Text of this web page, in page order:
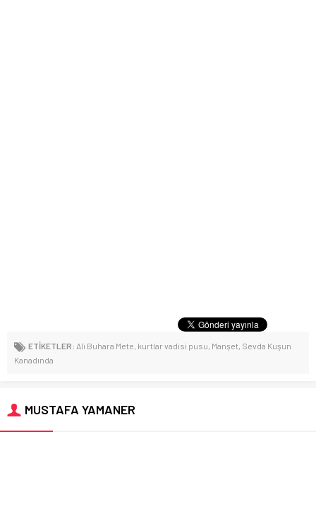
ETİKETLER: Ali Buhara Mete, kurtlar vadisi pusu, Manşet, Sevda Kuşun
Kanadında
MUSTAFA YAMANER